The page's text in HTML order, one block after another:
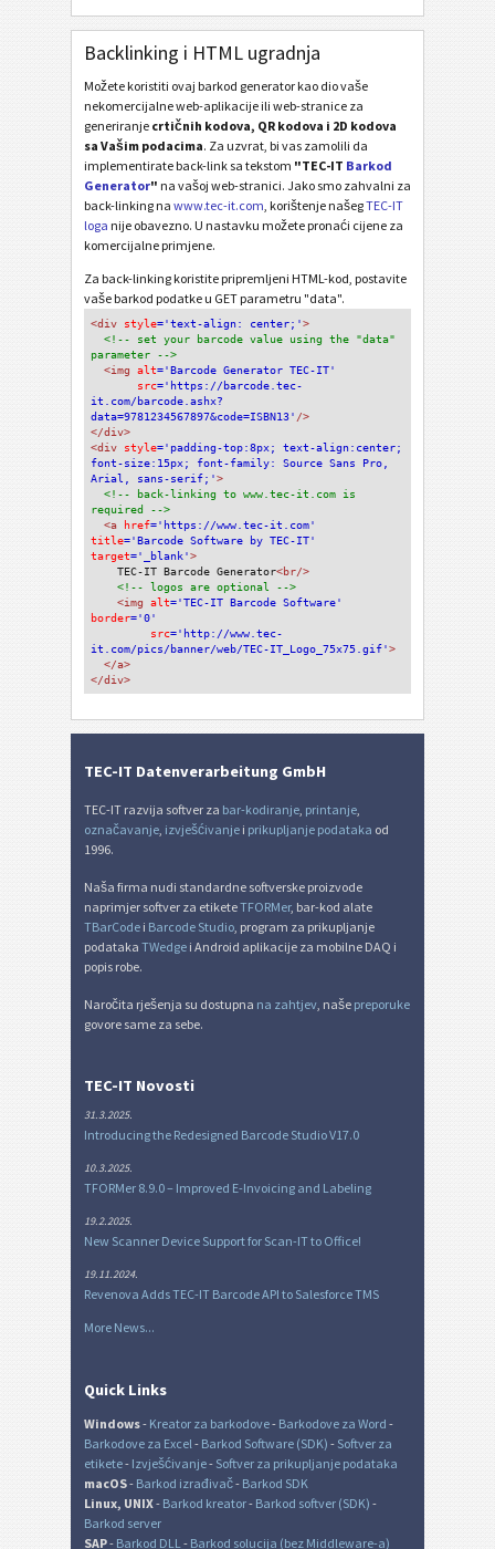
Backlinking i HTML ugradnja
Možete koristiti ovaj barkod generator kao dio vaše
nekomercijalne web-aplikacije ili web-stranice za
generiranje crtičnih kodova, QR kodova i 2D kodova
sa Vašim podacima. Za uzvrat, bi vas zamolili da
implementirate back-link sa tekstom "TEC-IT Barkod
Generator" na vašoj web-stranici. Jako smo zahvalni za
back-linking na www.tec-it.com , korištenje našegTEC-IT
loga nije obavezno. U nastavku možete pronaći cijene za
komercijalne primjene.
Za back-linking koristite pripremljeni HTML-kod, postavite
vaše barkod podatke u GET parametru "data".
<div style='text-align: center;'>
<!-- set your barcode value using the "data"
parameter -->
<img alt='Barcode Generator TEC-IT'
src='https://barcode.tec-
it.com/barcode.ashx?
data=9781234567897&code=ISBN13' />
</div>
<div style='padding-top:8px; text-align:center;
font-size:15px; font-family: Source Sans Pro,
Arial, sans-serif;'>
<!-- back-linking to www.tec-it.com is
required -->
<a href='https://www.tec-it.com'
title='Barcode Software by TEC-IT'
target='_blank'>
TEC-IT Barcode Generator<br/>
<!-- logos are optional -->
<img alt='TEC-IT Barcode Software'
border='0'
src='http://www.tec-
it.com/pics/banner/web/TEC-IT_Logo_75x75.gif'>
</a>
</div>
TEC-IT Datenverarbeitung GmbH
TEC-IT razvija softver za bar-kodiranje printanje
označavanje izvješćivanje i prikupljanje podataka od
1996.
Naša firma nudi standardne softverske proizvode
naprimjer softver za etiketeTFORMer, bar-kod alate
TBarCode i Barcode Studio , program za prikupljanje
podataka TWedge i Android aplikacije za mobilne DAQ i
popis robe.
Naročita rješenja su dostupna na zahtjev , naše preporuke
govore same za sebe.
TEC-IT Novosti
31.3.2025.
Introducing the Redesigned Barcode Studio V17.0
10.3.2025.
TFORMer 8.9.0 – Improved E-Invoicing and Labeling
19.2.2025.
New Scanner Device Support for Scan-IT to Office!
19.11.2024.
Revenova Adds TEC-IT Barcode API to Salesforce TMS
More News...
Quick Links
Windows- Kreator za barkodove- Barkodove za Word -
Barkodove za Excel - Barkod Software (SDK) - Softver za
etikete- Izvješćivanje- Softver za prikupljanje podataka
macOS- Barkod izrađivač- Barkod SDK
Linux, UNIX- Barkod kreator- Barkod softver (SDK) -
Barkod server
SAP- Barkod DLL - Barkod solucija (bez Middleware-a)